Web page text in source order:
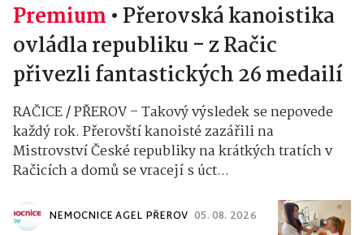
Premium • Přerovská kanoistika
ovládla republiku - z Račic
přivezli fantastických 26 medailí
RAČICE / PŘEROV – Takový výsledek se nepovede
každý rok. Přerovští kanoisté zazářili na
Mistrovství České republiky na krátkých tratích v
Račicích a domů se vracejí s úct...
NEMOCNICE AGEL PŘEROV 05. 08. 2026